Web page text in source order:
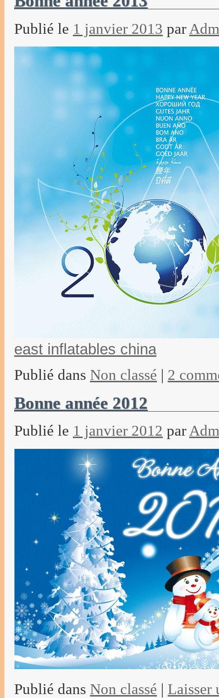
Publié le 1 janvier 2013 par
east inflatables china
Publié dans Non classé | 2
Bonne année 2012
Publié le 1 janvier 2012 par
Publié dans Non classé | Laisser